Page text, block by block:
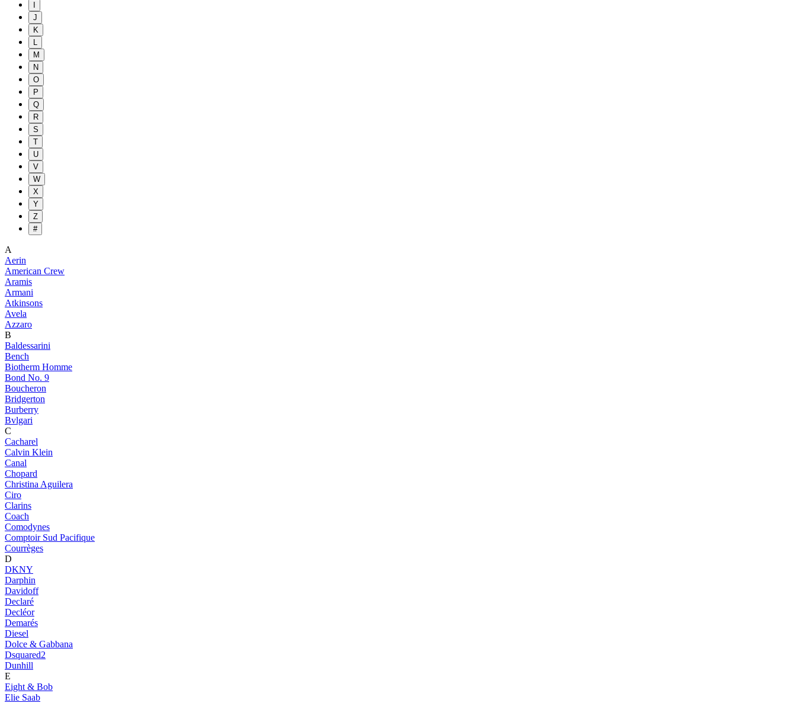
J
K
L
M
N
O
P
Q
R
S
T
U
V
W
X
Y
Z
#
A
Aerin
American Crew
Aramis
Armani
Atkinsons
Avela
Azzaro
B
Baldessarini
Bench
Biotherm Homme
Bond No. 9
Boucheron
Bridgerton
Burberry
Bvlgari
C
Cacharel
Calvin Klein
Canal
Chopard
Christina Aguilera
Ciro
Clarins
Coach
Comodynes
Comptoir Sud Pacifique
Courrèges
D
DKNY
Darphin
Davidoff
Declaré
Decléor
Demarés
Diesel
Dolce & Gabbana
Dsquared2
Dunhill
E
Eight & Bob
Elie Saab